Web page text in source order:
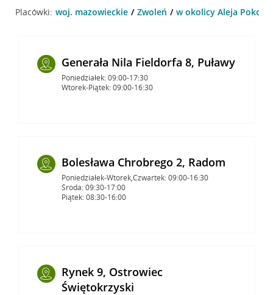
Placówki: woj. mazowieckie Zwoleń w okolicy Aleja Pokoju
Generała Nila Fieldorfa 8, Puławy
Poniedziałek: 09:00-17:30
Wtorek-Piątek: 09:00-16:30
Bolesława Chrobrego 2, Radom
Poniedziałek-Wtorek,Czwartek: 09:00-16:30
Środa: 09:30-17:00
Piątek: 08:30-16:00
Rynek 9, Ostrowiec
Świętokrzyski